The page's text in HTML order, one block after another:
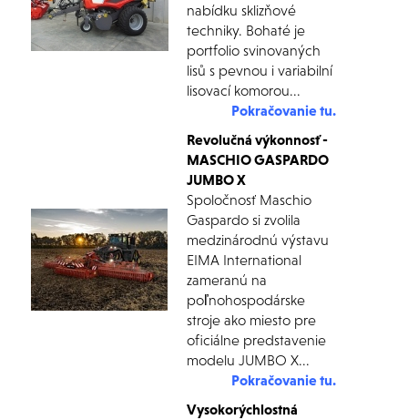
nabídku sklizňové
techniky. Bohaté je
portfolio svinovaných
lisů s pevnou i variabilní
lisovací komorou...
Pokračovanie tu.
Revolučná výkonnosť -
MASCHIO GASPARDO
JUMBO X
Spoločnosť Maschio
Gaspardo si zvolila
medzinárodnú výstavu
EIMA International
zameranú na
poľnohospodárske
stroje ako miesto pre
oficiálne predstavenie
modelu JUMBO X...
Pokračovanie tu.
Vysokorýchlostná